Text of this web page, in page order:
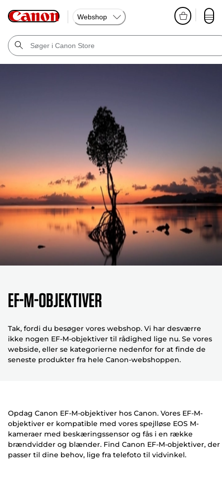
Webshop
EF-M-objektiver
Tak, fordi du besøger vores webshop. Vi har desværre
ikke nogen EF-M-objektiver til rådighed lige nu. Se vores
webside, eller se kategorierne nedenfor for at finde de
seneste produkter fra hele Canon-webshoppen.
Opdag Canon EF-M-objektiver hos Canon. Vores EF-M-
objektiver er kompatible med vores spejlløse EOS M-
kameraer med beskæringssensor og fås i en række
brændvidder og blænder. Find Canon EF-M-objektiver, der
passer til dine behov, lige fra telefoto til vidvinkel.